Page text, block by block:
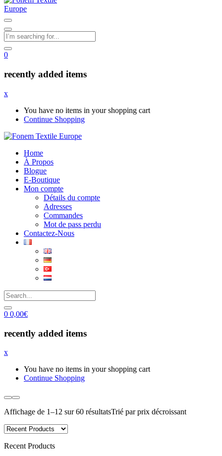
0
recently added items
x
You have no items in your shopping cart
Continue Shopping
Home
À Propos
Blogue
E-Boutique
Mon compte
Détails du compte
Adresses
Commandes
Mot de pass perdu
Contactez-Nous
0 0,00€
recently added items
x
You have no items in your shopping cart
Continue Shopping
Affichage de 1–12 sur 60 résultatsTrié par prix décroissant
Recent Products